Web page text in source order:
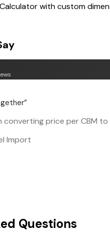
with custom
”
price per CBM
Import
Questions